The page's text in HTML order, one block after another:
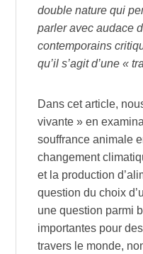
double nature qui
parler avec audace
contemporains
qu’il s’agit d’une «
Dans cet article,
vivante » en
souffrance animale
changement
et la production
question du choix
une question parmi
importantes pour
travers le monde,